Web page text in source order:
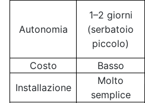
Autonomia
1–2 giorni
(serbatoio
piccolo)
Costo
Basso
Installazione
Molto
semplice